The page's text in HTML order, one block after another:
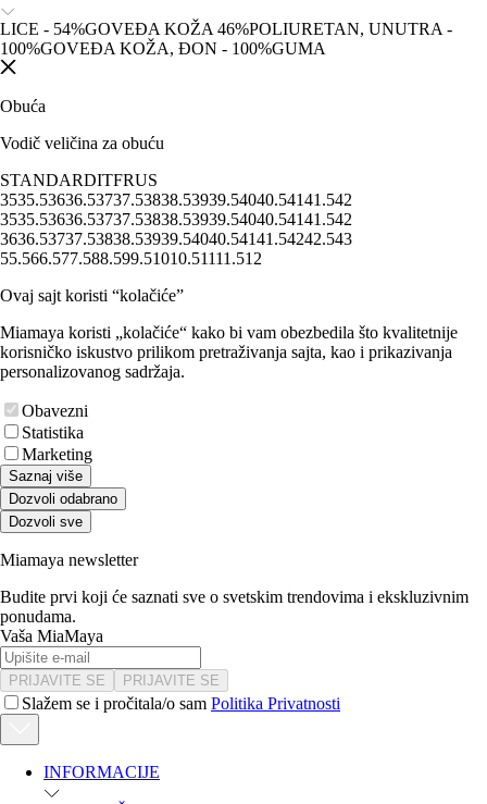
LICE - 54%GOVEĐA KOŽA 46%POLIURETAN, UNUTRA -
100%GOVEĐA KOŽA, ĐON - 100%GUMA
Obuća
Vodič veličina za obuću
STANDARDITFRUS
3535.53636.53737.53838.53939.54040.54141.542
3535.53636.53737.53838.53939.54040.54141.542
3636.53737.53838.53939.54040.54141.54242.543
55.566.577.588.599.51010.51111.512
Ovaj sajt koristi “kolačiće”
Miamaya koristi „kolačiće“ kako bi vam obezbedila što kvalitetnije
korisničko iskustvo prilikom pretraživanja sajta, kao i prikazivanja
personalizovanog sadržaja.
Obavezni
Statistika
Marketing
Saznaj više
Dozvoli odabrano
Dozvoli sve
Miamaya newsletter
Budite prvi koji će saznati sve o svetskim trendovima i ekskluzivnim
ponudama.
Vaša MiaMaya
PRIJAVITE SE PRIJAVITE SE
Slažem se i pročitala/o sam Politika Privatnosti
INFORMACIJE